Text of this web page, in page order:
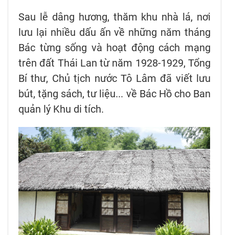
Sau lễ dâng hương, thăm khu nhà lá, nơi
lưu lại nhiều dấu ấn về những năm tháng
Bác từng sống và hoạt động cách mạng
trên đất Thái Lan từ năm 1928-1929, Tổng
Bí thư, Chủ tịch nước Tô Lâm đã viết lưu
bút, tặng sách, tư liệu... về Bác Hồ cho Ban
quản lý Khu di tích.